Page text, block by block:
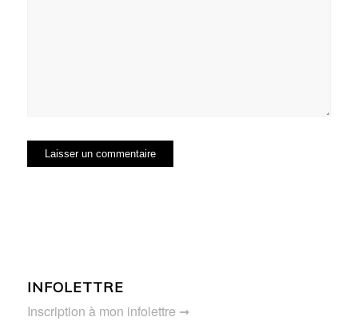
INFOLETTRE
Inscription à mon infolettre ➞